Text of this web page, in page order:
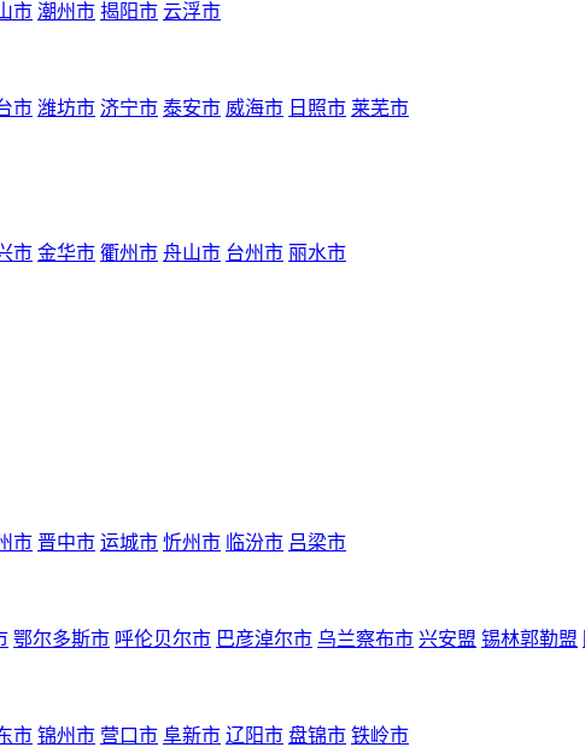
市 潮州市 揭阳市 云浮市
市 潍坊市 济宁市 泰安市 威海市 日照市 莱芜市
市 金华市 衢州市 舟山市 台州市 丽水市
市 晋中市 运城市 忻州市 临汾市 吕梁市
鄂尔多斯市 呼伦贝尔市 巴彦淖尔市 乌兰察布市 兴安盟 锡林郭勒盟
市 锦州市 营口市 阜新市 辽阳市 盘锦市 铁岭市